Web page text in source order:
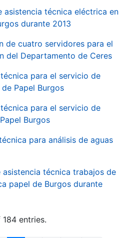
asistencia técnica eléctrica en
durante 2013
de cuatro servidores para el
del Departamento de Ceres
para el servicio de
Papel Burgos
para el servicio de
Burgos
para análisis de aguas
asistencia técnica trabajos de
papel de Burgos durante
entries.